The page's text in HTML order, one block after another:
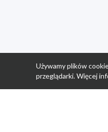
Używamy plików
przeglądarki. Więcej